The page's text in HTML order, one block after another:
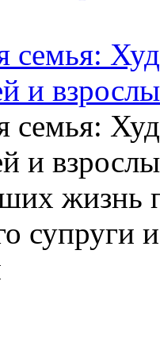
семья:
и
семья:
и
жизнь
супруги